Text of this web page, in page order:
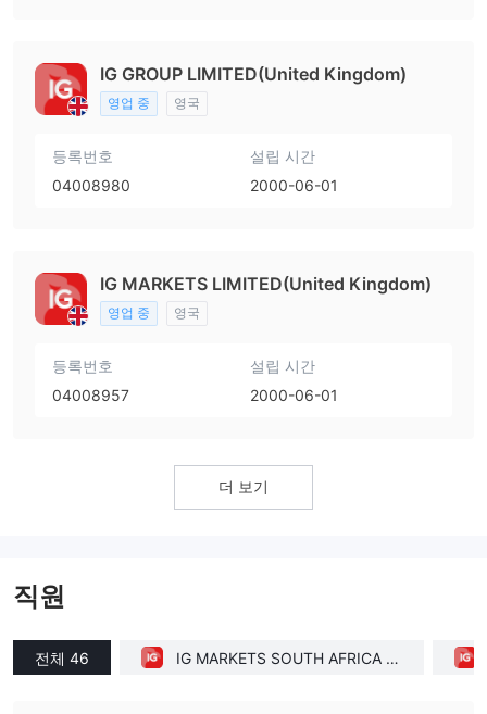
IG GROUP LIMITED(United Kingdom)
영업 중 영국
등록번호
04008980
설립 시간
2000-06-01
IG MARKETS LIMITED(United Kingdom)
영업 중 영국
등록번호
04008957
설립 시간
2000-06-01
더 보기
직원
전체 46
IG MARKETS SOUTH AFRICA LI